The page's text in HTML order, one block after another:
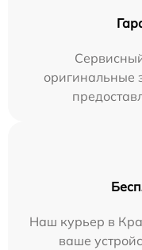
оригинальные
Наш курьер в
ваше